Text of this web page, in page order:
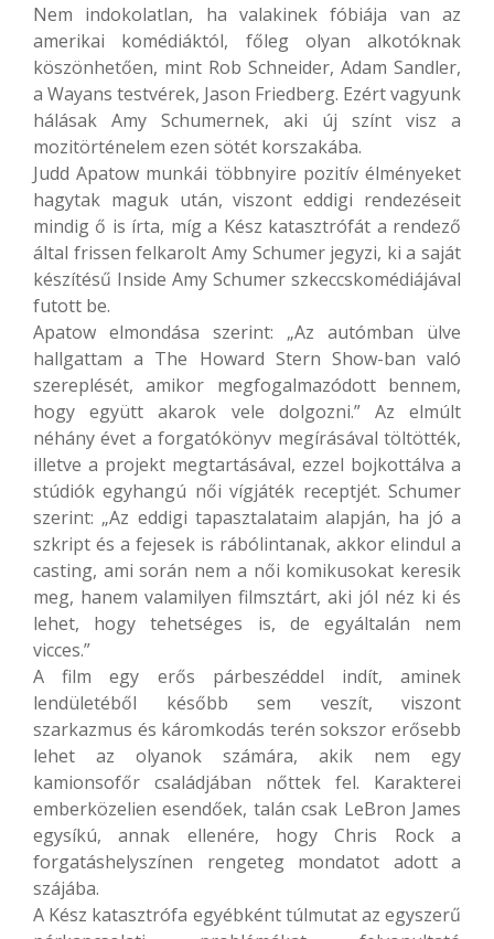
Nem indokolatlan, ha valakinek fóbiája van az
amerikai komédiáktól, főleg olyan alkotóknak
köszönhetően, mint Rob Schneider, Adam Sandler,
a Wayans testvérek, Jason Friedberg. Ezért vagyunk
hálásak Amy Schumernek, aki új színt visz a
mozitörténelem ezen sötét korszakába.
Judd Apatow munkái többnyire pozitív élményeket
hagytak maguk után, viszont eddigi rendezéseit
mindig ő is írta, míg a Kész katasztrófát a rendező
által frissen felkarolt Amy Schumer jegyzi, ki a saját
készítésű Inside Amy Schumer szkeccskomédiájával
futott be.
Apatow elmondása szerint: „Az autómban ülve
hallgattam a The Howard Stern Show-ban való
szereplését, amikor megfogalmazódott bennem,
hogy együtt akarok vele dolgozni.” Az elmúlt
néhány évet a forgatókönyv megírásával töltötték,
illetve a projekt megtartásával, ezzel bojkottálva a
stúdiók egyhangú női vígjáték receptjét. Schumer
szerint: „Az eddigi tapasztalataim alapján, ha jó a
szkript és a fejesek is rábólintanak, akkor elindul a
casting, ami során nem a női komikusokat keresik
meg, hanem valamilyen filmsztárt, aki jól néz ki és
lehet, hogy tehetséges is, de egyáltalán nem
vicces.”
A film egy erős párbeszéddel indít, aminek
lendületéből később sem veszít, viszont
szarkazmus és káromkodás terén sokszor erősebb
lehet az olyanok számára, akik nem egy
kamionsofőr családjában nőttek fel. Karakterei
emberközelien esendőek, talán csak LeBron James
egysíkú, annak ellenére, hogy Chris Rock a
forgatáshelyszínen rengeteg mondatot adott a
szájába.
A Kész katasztrófa egyébként túlmutat az egyszerű